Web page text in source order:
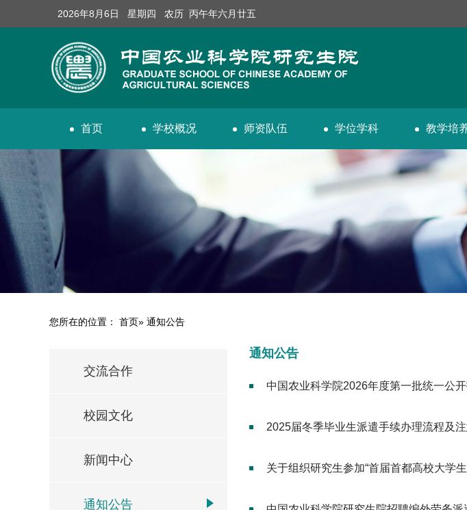
2026年8月6日 星期四 农历 丙午年六月廿五
首页 学校概况 师资队伍 学位学科 教学培
您所在的位置： 首页» 通知公告
交流合作
校园文化
新闻中心
通知公告
通知公告
中国农业科学院2026年度第一批统一公
2025届冬季毕业生派遣手续办理流程及
关于组织研究生参加“首届首都高校大学